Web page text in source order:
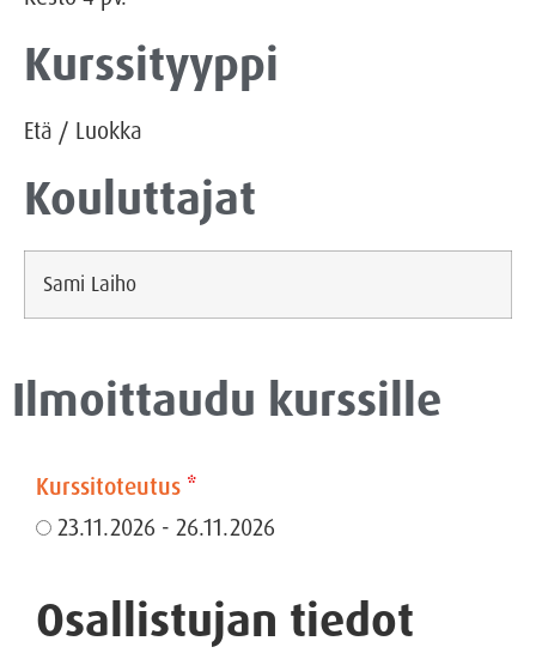
Kurssityyppi
Etä / Luokka
Kouluttajat
Sami Laiho
Ilmoittaudu kurssille
Kurssitoteutus *
23.11.2026 - 26.11.2026
Osallistujan tiedot